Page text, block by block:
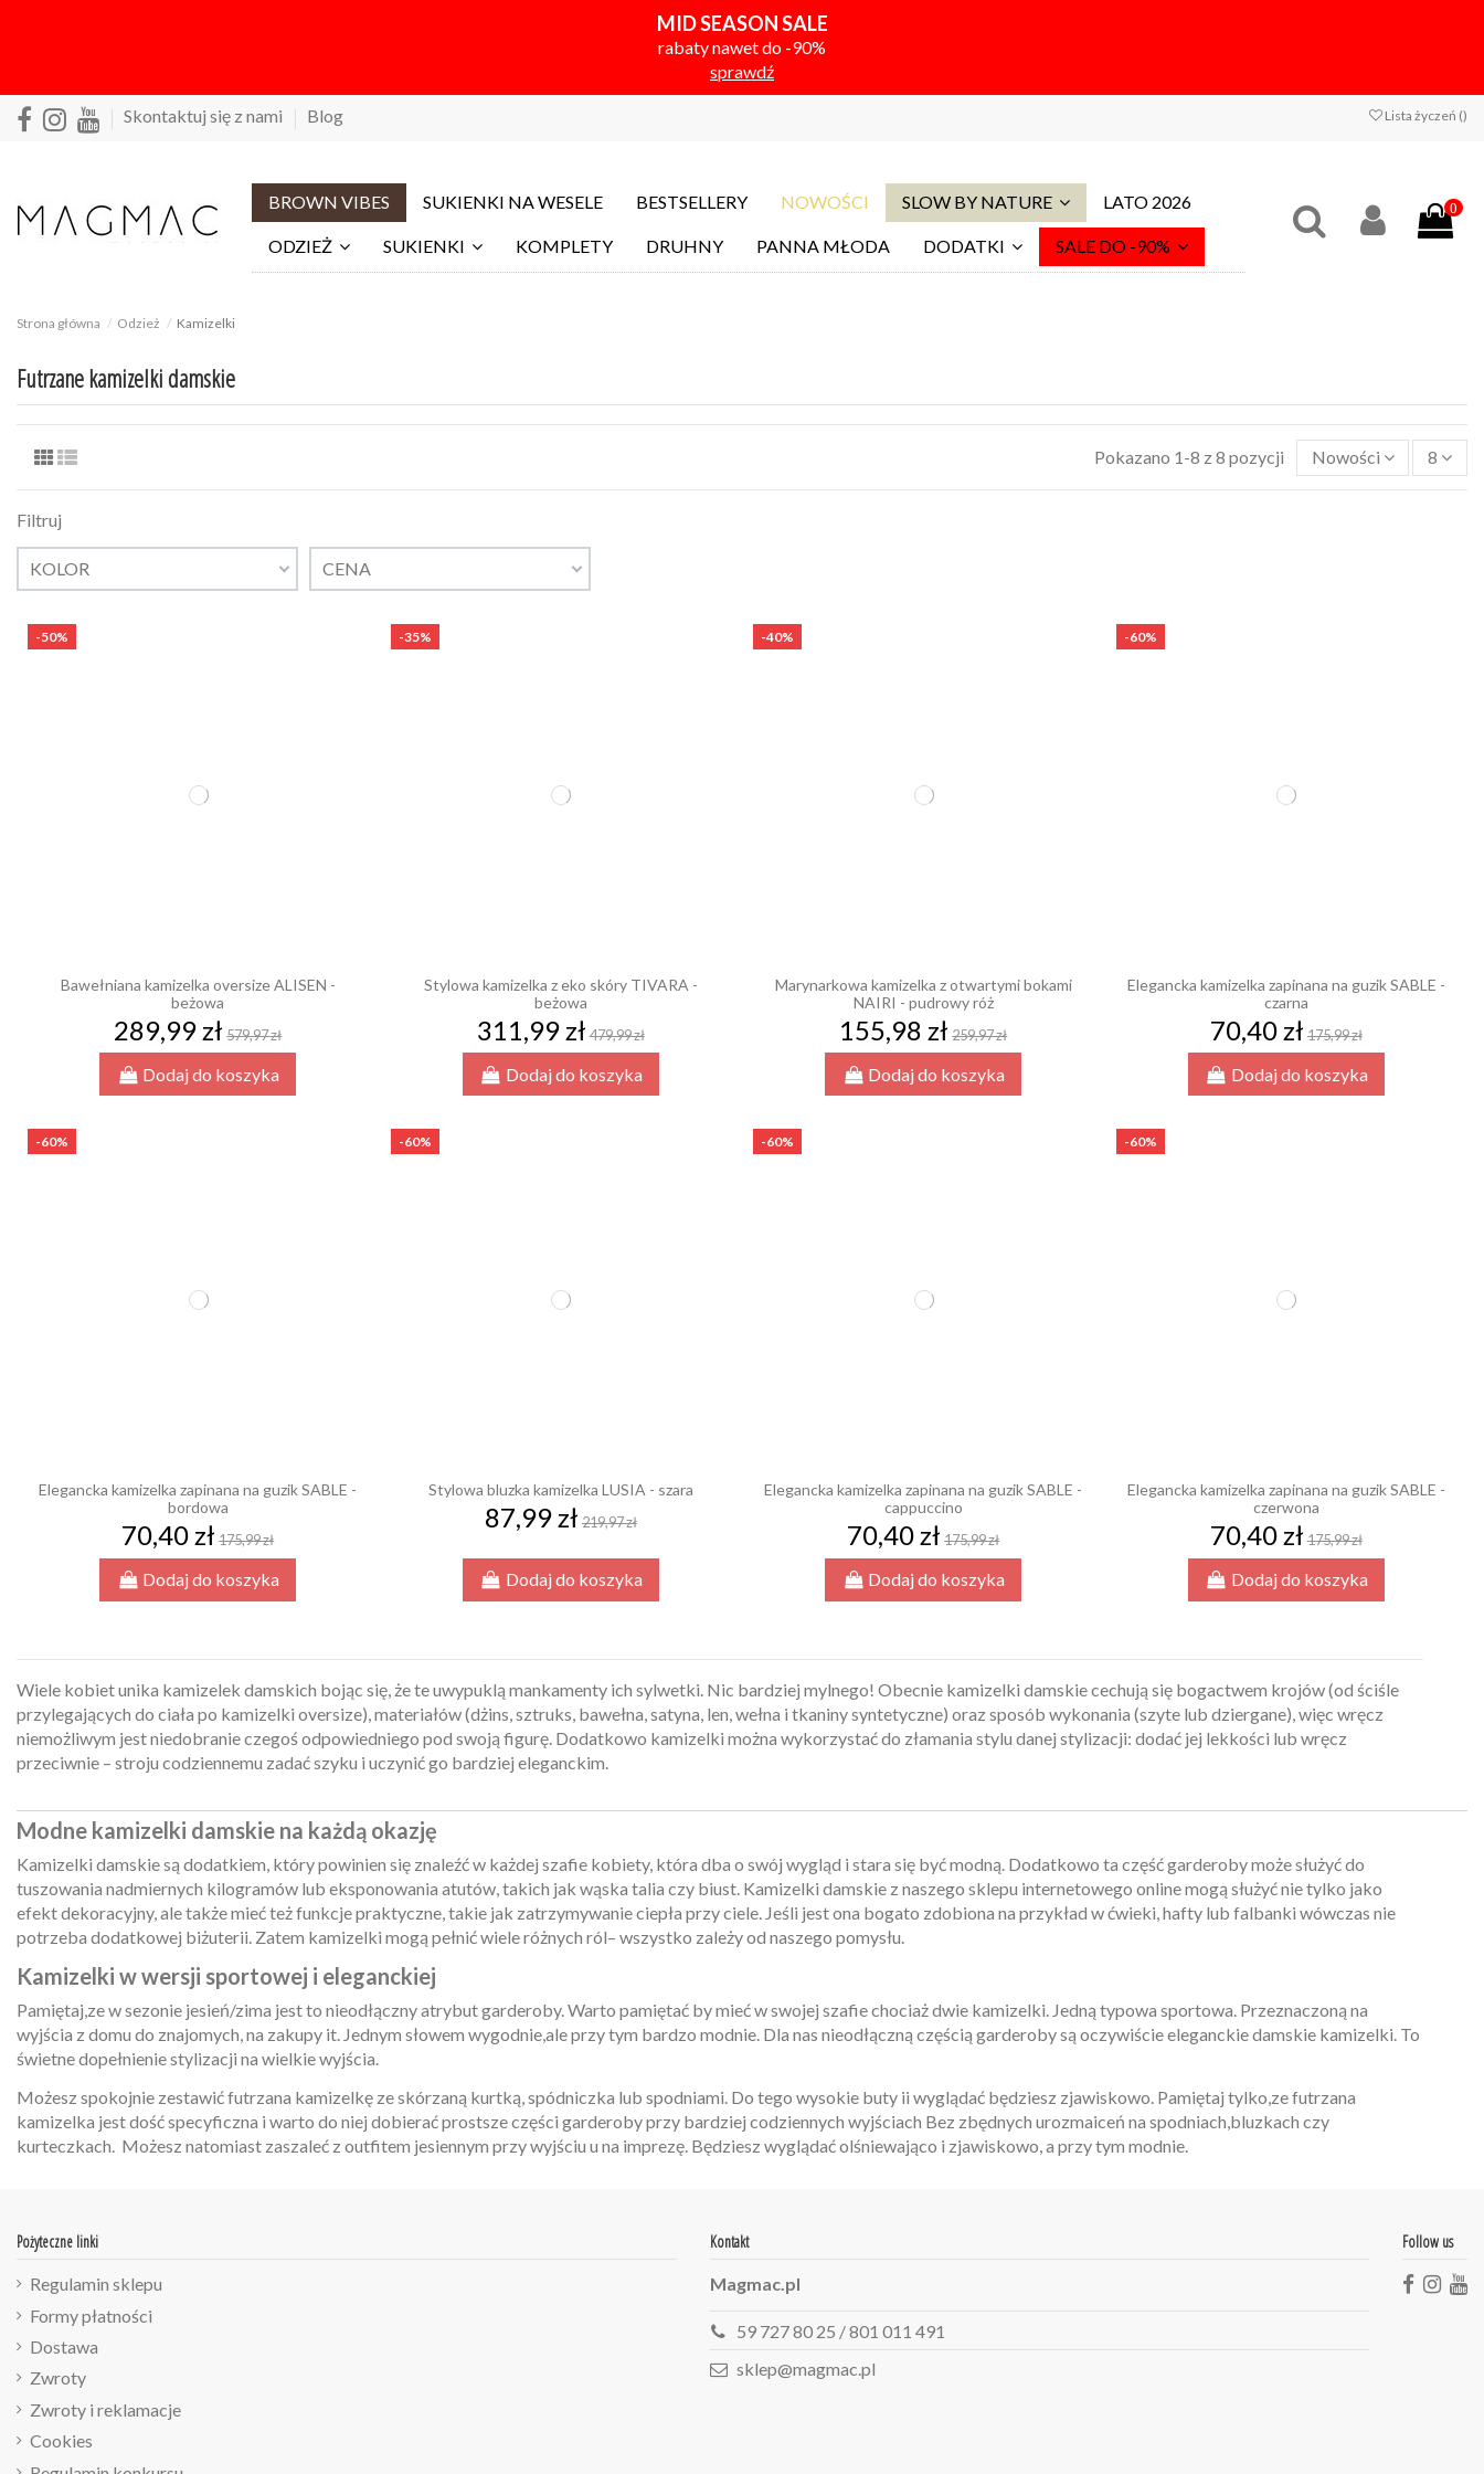
MID SEASON SALE
rabaty nawet do -90%
sprawdź
Skontaktuj się z nami Blog Lista życzeń ()
BROWN VIBES SUKIENKI NA WESELE BESTSELLERY NOWOŚCI SLOW BY NATURE LATO 2026
ODZIEŻ SUKIENKI KOMPLETY DRUHNY PANNA MŁODA DODATKI SALE DO -90%
0
Strona główna Odzież Kamizelki
Futrzane kamizelki damskie
Pokazano 1-8 z 8 pozycji Nowości 8
Filtruj
KOLOR CENA
-50%
Bawełniana kamizelka oversize ALISEN -
beżowa
289,99 zł 579,97 zł
Dodaj do koszyka
-35%
Stylowa kamizelka z eko skóry TIVARA -
beżowa
311,99 zł 479,99 zł
Dodaj do koszyka
-40%
Marynarkowa kamizelka z otwartymi bokami
NAIRI - pudrowy róż
155,98 zł 259,97 zł
Dodaj do koszyka
-60%
Elegancka kamizelka zapinana na guzik SABLE -
czarna
70,40 zł 175,99 zł
Dodaj do koszyka
-60%
Elegancka kamizelka zapinana na guzik SABLE -
bordowa
70,40 zł 175,99 zł
Dodaj do koszyka
-60%
Stylowa bluzka kamizelka LUSIA - szara
87,99 zł 219,97 zł
Dodaj do koszyka
-60%
Elegancka kamizelka zapinana na guzik SABLE -
cappuccino
70,40 zł 175,99 zł
Dodaj do koszyka
-60%
Elegancka kamizelka zapinana na guzik SABLE -
czerwona
70,40 zł 175,99 zł
Dodaj do koszyka
Wiele kobiet unika kamizelek damskich bojąc się, że te uwypuklą mankamenty ich sylwetki. Nic bardziej mylnego! Obecnie kamizelki damskie cechują się bogactwem krojów (od ściśle
przylegających do ciała po kamizelki oversize), materiałów (dżins, sztruks, bawełna, satyna, len, wełna i tkaniny syntetyczne) oraz sposób wykonania (szyte lub dziergane), więc wręcz
niemożliwym jest niedobranie czegoś odpowiedniego pod swoją figurę. Dodatkowo kamizelki można wykorzystać do złamania stylu danej stylizacji: dodać jej lekkości lub wręcz
przeciwnie – stroju codziennemu zadać szyku i uczynić go bardziej eleganckim.
Modne kamizelki damskie na każdą okazję
Kamizelki damskie są dodatkiem, który powinien się znaleźć w każdej szafie kobiety, która dba o swój wygląd i stara się być modną. Dodatkowo ta część garderoby może służyć do
tuszowania nadmiernych kilogramów lub eksponowania atutów, takich jak wąska talia czy biust. Kamizelki damskie z naszego sklepu internetowego online mogą służyć nie tylko jako
efekt dekoracyjny, ale także mieć też funkcje praktyczne, takie jak zatrzymywanie ciepła przy ciele. Jeśli jest ona bogato zdobiona na przykład w ćwieki, hafty lub falbanki wówczas nie
potrzeba dodatkowej biżuterii. Zatem kamizelki mogą pełnić wiele różnych ról– wszystko zależy od naszego pomysłu.
Kamizelki w wersji sportowej i eleganckiej
Pamiętaj,ze w sezonie jesień/zima jest to nieodłączny atrybut garderoby. Warto pamiętać by mieć w swojej szafie chociaż dwie kamizelki. Jedną typowa sportowa. Przeznaczoną na
wyjścia z domu do znajomych, na zakupy it. Jednym słowem wygodnie,ale przy tym bardzo modnie. Dla nas nieodłączną częścią garderoby są oczywiście eleganckie damskie kamizelki. To
świetne dopełnienie stylizacji na wielkie wyjścia.
Możesz spokojnie zestawić futrzana kamizelkę ze skórzaną kurtką, spódniczka lub spodniami. Do tego wysokie buty ii wyglądać będziesz zjawiskowo. Pamiętaj tylko,ze futrzana
kamizelka jest dość specyficzna i warto do niej dobierać prostsze części garderoby przy bardziej codziennych wyjściach Bez zbędnych urozmaiceń na spodniach,bluzkach czy
kurteczkach. Możesz natomiast zaszaleć z outfitem jesiennym przy wyjściu u na imprezę. Będziesz wyglądać olśniewająco i zjawiskowo, a przy tym modnie.
Pożyteczne linki
Regulamin sklepu
Formy płatności
Dostawa
Zwroty
Zwroty i reklamacje
Cookies
Kontakt
Magmac.pl
59 727 80 25 / 801 011 491
sklep@magmac.pl
Follow us